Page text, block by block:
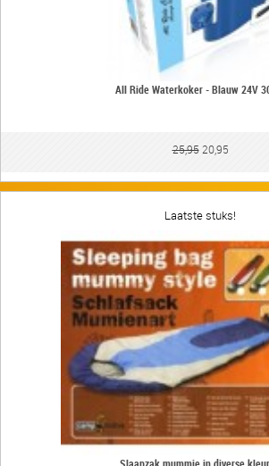
All Ride Waterkoker - Blauw 24V
25,9520,95
Laatste stuks!
Slaapzak mummie in diverse